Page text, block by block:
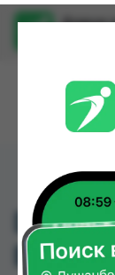
Доруи
D-02